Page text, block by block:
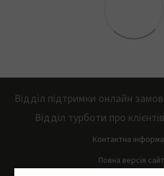
Відділ підтримки онлайн
Відділ турботи про
Контактна
Повна версія